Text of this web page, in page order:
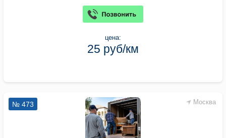
цена:
25 руб/км
Москва
№ 473